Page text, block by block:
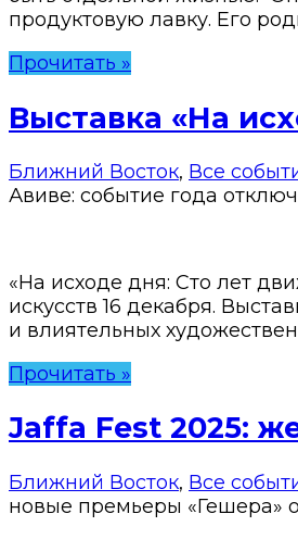
продуктовую лавку. Его
Прочитать »
Выставка «На
Ближний Восток, Все
Авиве: событие года
«На исходе дня: Сто лет
искусств 16 декабря.
и влиятельных
Прочитать »
Jaffa Fest 2025:
Ближний Восток, Все
новые премьеры «Гешера»